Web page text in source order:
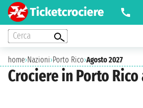
Cerca
home›Nazioni›Porto Rico›Agosto 2027
Crociere in Porto Rico